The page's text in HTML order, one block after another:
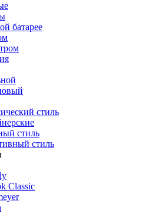
батарее
стиль
стиль
стиль
Classic